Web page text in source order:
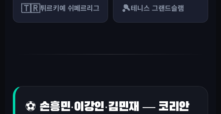
🇹🇷튀르키예 쉬페르리그 🎾테니스 그랜드슬램
⚽ 손흥민·이강인·김민재 — 코리안